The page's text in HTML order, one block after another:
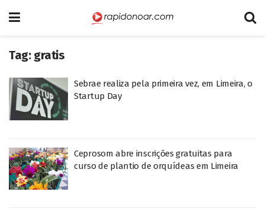
Tag: gratis
Sebrae realiza pela primeira vez, em Limeira, o
Startup Day
Ceprosom abre inscrições gratuitas para
curso de plantio de orquídeas em Limeira